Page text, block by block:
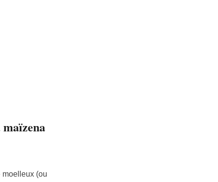
moelleux (ou